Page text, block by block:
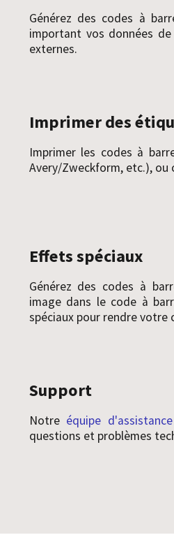
Générez des codes à
important vos données
externes.
Imprimer des
Imprimer les codes à
Avery/Zweckform, etc.),
Effets spéciaux
Générez des codes à
image dans le code à
spéciaux pour rendre votre
Support
Notre équipe d'assistance
questions et problèmes